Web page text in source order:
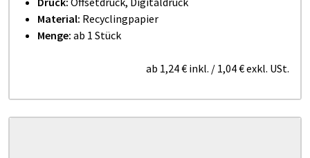
Material: Recyclingpapier
Menge: ab 1 Stück
ab 1,24 € inkl. / 1,04 €exkl. USt.